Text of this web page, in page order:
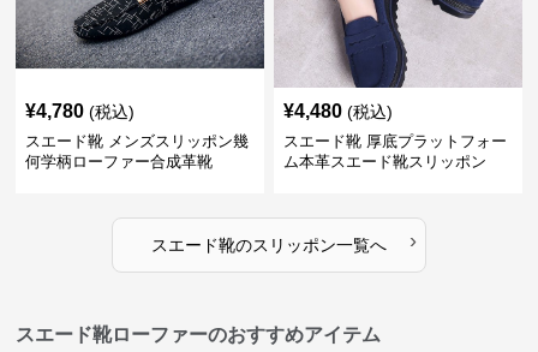
¥4,780 (税込)
スエード靴 メンズスリッポン幾
何学柄ローファー合成革靴
¥4,480 (税込)
スエード靴 厚底プラットフォー
ム本革スエード靴スリッポン
スエード靴のスリッポン一覧へ ›
スエード靴ローファーのおすすめアイテム